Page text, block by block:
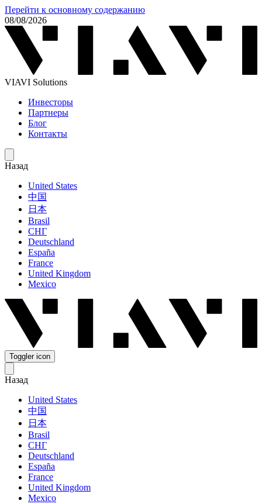
Перейти к основному содержанию
08/08/2026
VIAVI Solutions
Инвесторы
Партнеры
Блог
Контакты
Назад
United States
中国
日本
Brasil
СНГ
Deutschland
España
France
United Kingdom
Mexico
Toggler icon
Назад
United States
中国
日本
Brasil
СНГ
Deutschland
España
France
United Kingdom
Mexico